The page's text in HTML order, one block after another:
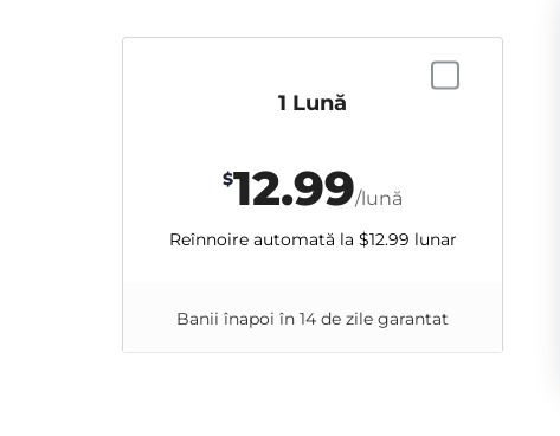
1 Lună
$12.99/lună
Reînnoire automată la $12.99 lunar
Banii înapoi în 14 de zile garantat